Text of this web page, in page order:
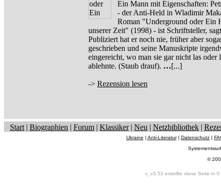
Ein Mann mit Eigenschaften:
- der Anti-Held in Wladimir
Roman "Underground oder Ein
unserer Zeit" (1998) - ist Schriftsteller,
Publiziert hat er noch nie, früher aber
geschrieben und seine Manuskripte
eingereicht, wo man sie gar nicht las oder
ablehnte. (Staub drauf). …[...]
-> Rezension lesen
Start | Biographien | Forum | Klassiker| Neu | Netzbibliothek |
Ukraine | Anti-Literatur| Datenschutz|
©
v_v3.53 erstellte diese Seite in